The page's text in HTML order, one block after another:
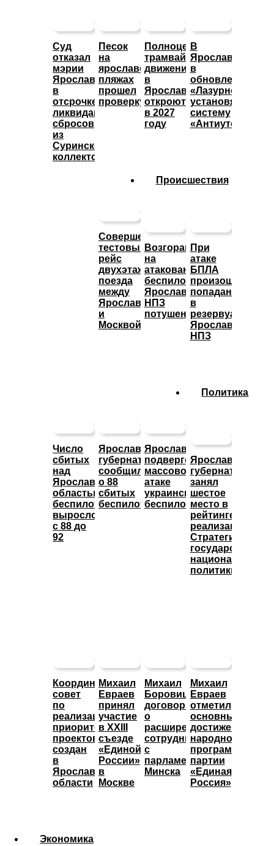
Суд
отказал
мэрии
Ярославля
в
отсрочке
ликвидации
сбросов
из
Суринского
коллектора
Песок
на
ярославских
пляжах
прошел
проверку
Полноценное
трамвайное
движение
в
Ярославле
откроют
в 2027
году
В
Ярославле
в
обновленном
«Лазурном»
установят
систему
«Антиутоп»
Совершен
тестовый
рейс
двухэтажного
поезда
между
Ярославлем
и
Москвой
Происшествия
Возгорание
на
атакованном
беспилотниками
Ярославском
НПЗ
потушено
При
атаке
БПЛА
произошло
попадание
в
резервуары
Ярославского
НПЗ
Число
сбитых
над
Ярославской
областью
беспилотников
выросло
с 88 до
92
Ярославский
губернатор
сообщил
о 88
сбитых
беспилотниках
Ярославль
подвергся
массовой
атаке
украинских
беспилотников
Политика
Ярославский
губернатор
занял
шестое
место в
рейтинге
реализации
Стратегии
национальной
политики
Координационный
совет
по
реализации
приоритетных
проектов
создан
в
Ярославской
области
Михаил
Евраев
принял
участие
в XXIII
съезде
«Единой
России»
в
Москве
Михаил
Боровицкий
договорился
о
расширении
сотрудничества
с
парламентом
Минска
Михаил
Евраев
отметил
основные
достижения
народной
программы
партии
«Единая
Россия»
Экономика